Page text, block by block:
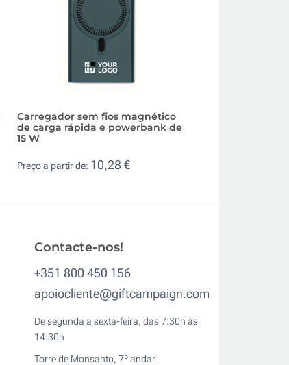
Carregador sem fios magnético
de carga rápida e powerbank de
15 W
Preço a partir de: 10,28 €
Contacte-nos!
+351 800 450 156
apoiocliente@giftcampaign.com
De segunda a sexta-feira, das 7:30h às
14:30h
Torre de Monsanto, 7º andar